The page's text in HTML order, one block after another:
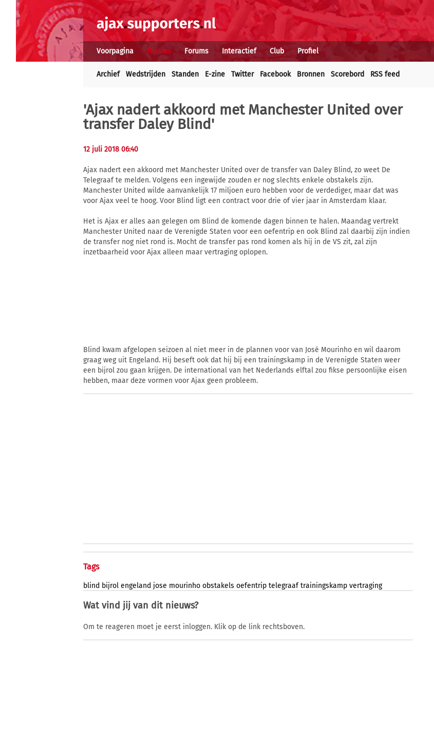
Voorpagina Nieuws Forums Interactief Club Profiel
Archief Wedstrijden Standen E-zine Twitter Facebook Bronnen Scorebord RSS feed
'Ajax nadert akkoord met Manchester United over
transfer Daley Blind'
12 juli 2018 06:40
Ajax nadert een akkoord met Manchester United over de transfer van Daley Blind, zo weet De
Telegraaf te melden. Volgens een ingewijde zouden er nog slechts enkele obstakels zijn.
Manchester United wilde aanvankelijk 17 miljoen euro hebben voor de verdediger, maar dat was
voor Ajax veel te hoog. Voor Blind ligt een contract voor drie of vier jaar in Amsterdam klaar.
Het is Ajax er alles aan gelegen om Blind de komende dagen binnen te halen. Maandag vertrekt
Manchester United naar de Verenigde Staten voor een oefentrip en ook Blind zal daarbij zijn indien
de transfer nog niet rond is. Mocht de transfer pas rond komen als hij in de VS zit, zal zijn
inzetbaarheid voor Ajax alleen maar vertraging oplopen.
Blind kwam afgelopen seizoen al niet meer in de plannen voor van José Mourinho en wil daarom
graag weg uit Engeland. Hij beseft ook dat hij bij een trainingskamp in de Verenigde Staten weer
een bijrol zou gaan krijgen. De international van het Nederlands elftal zou fikse persoonlijke eisen
hebben, maar deze vormen voor Ajax geen probleem.
Tags
blind bijrol engeland jose mourinho obstakels oefentrip telegraaf trainingskamp vertraging
Wat vind jij van dit nieuws?
Om te reageren moet je eerst inloggen. Klik op de link rechtsboven.